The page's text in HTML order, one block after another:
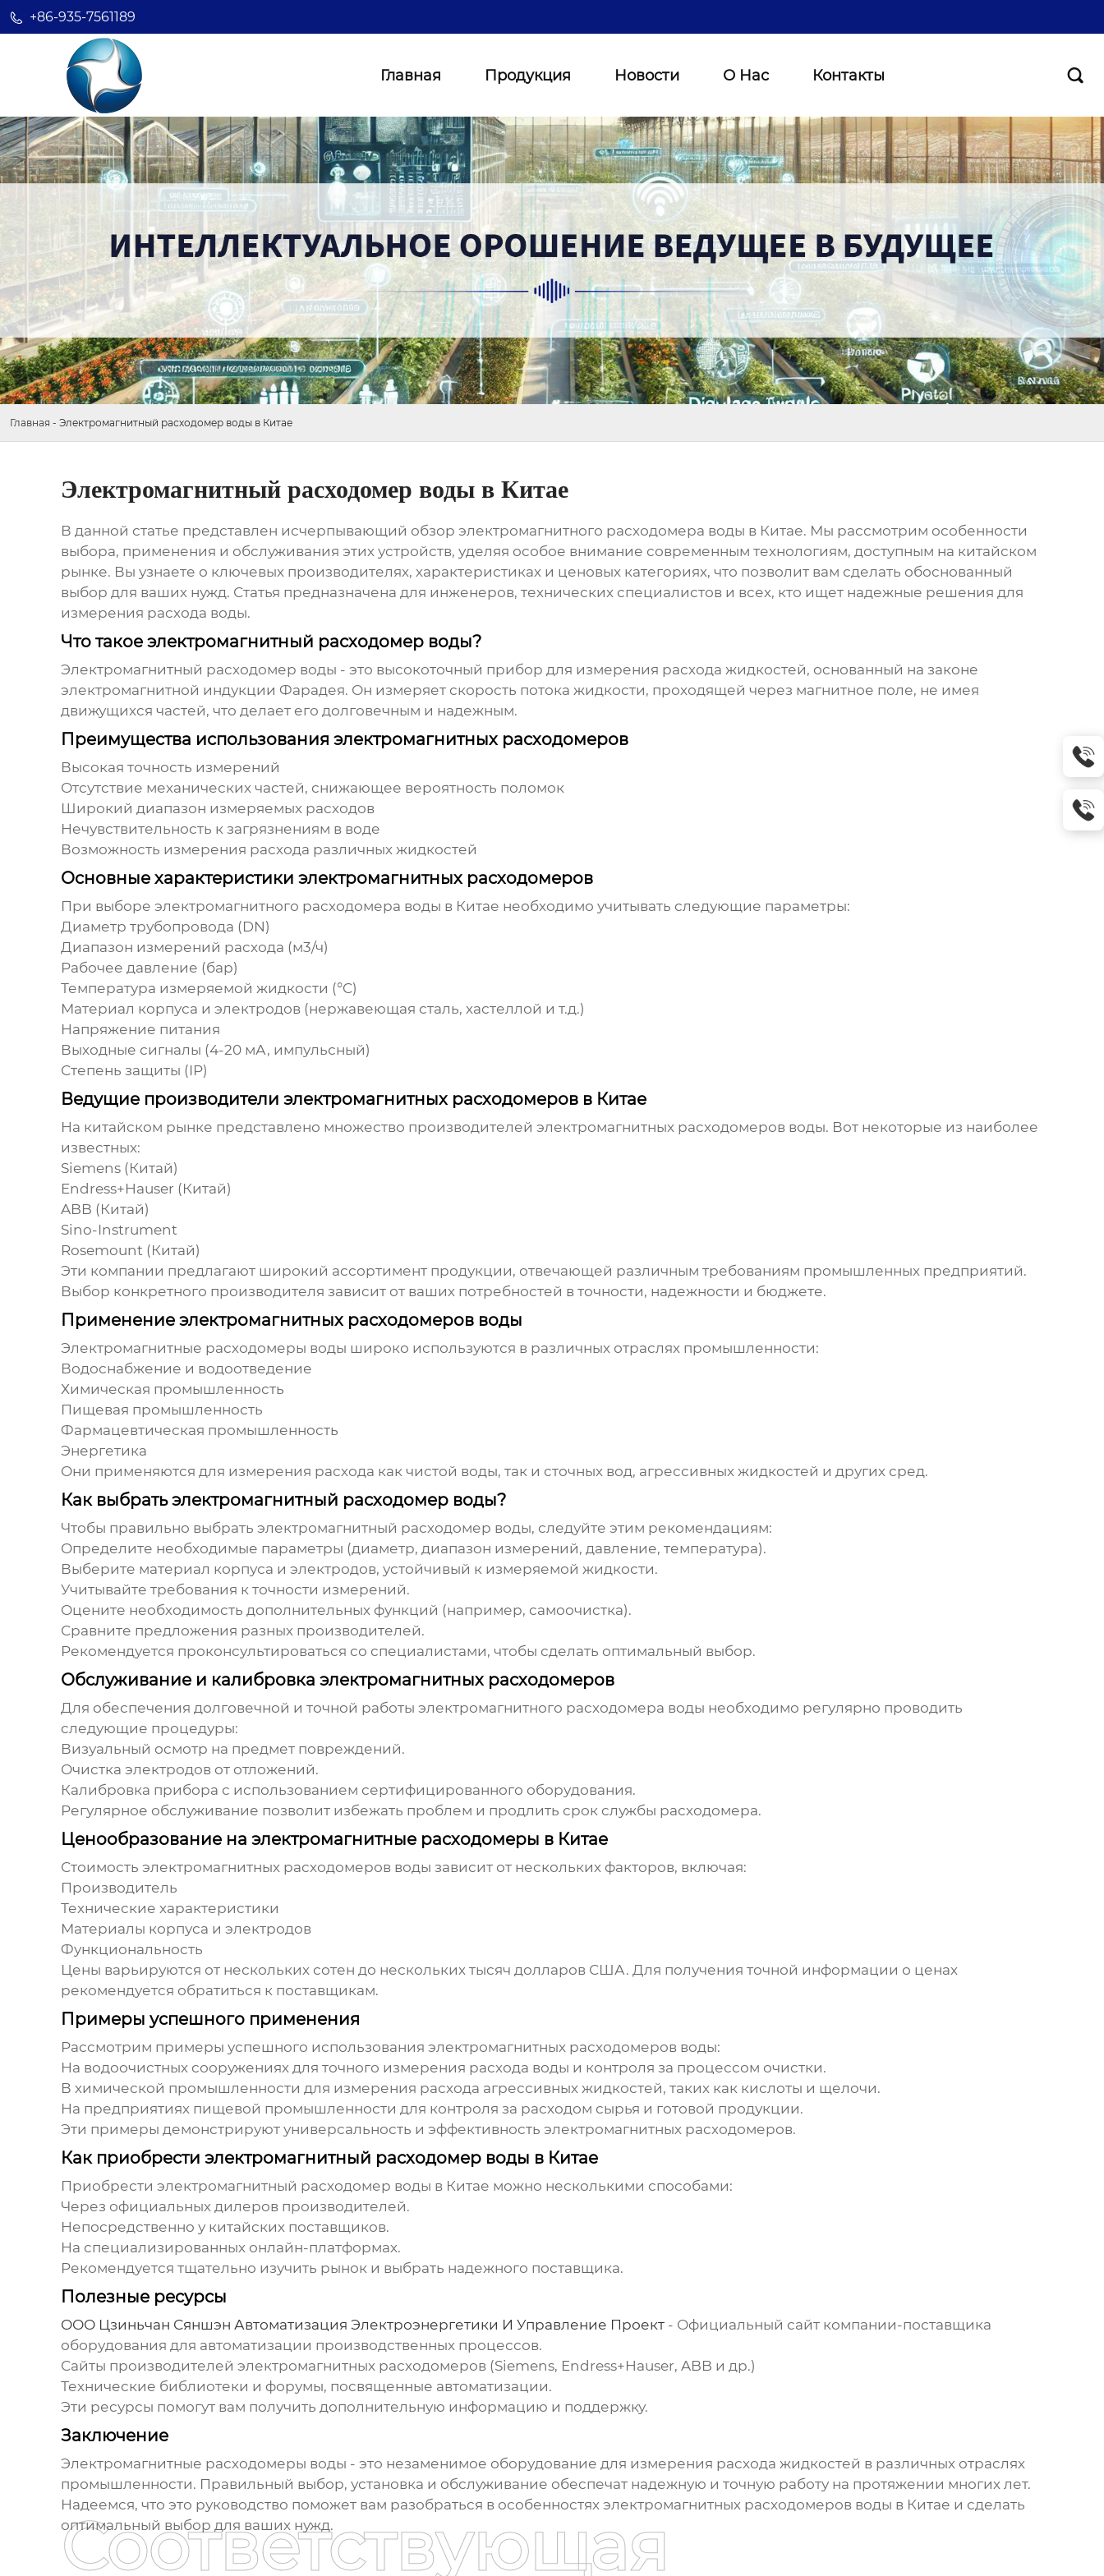
+86-935-7561189
Главная Продукция Новости О Нас Контакты 
Главная - Электромагнитный расходомер воды в Китае
Электромагнитный расходомер воды в Китае
В данной статье представлен исчерпывающий обзор электромагнитного расходомера воды в Китае. Мы рассмотрим особенности
выбора, применения и обслуживания этих устройств, уделяя особое внимание современным технологиям, доступным на китайском
рынке. Вы узнаете о ключевых производителях, характеристиках и ценовых категориях, что позволит вам сделать обоснованный
выбор для ваших нужд. Статья предназначена для инженеров, технических специалистов и всех, кто ищет надежные решения для
измерения расхода воды.
Что такое электромагнитный расходомер воды?
Электромагнитный расходомер воды - это высокоточный прибор для измерения расхода жидкостей, основанный на законе
электромагнитной индукции Фарадея. Он измеряет скорость потока жидкости, проходящей через магнитное поле, не имея
движущихся частей, что делает его долговечным и надежным.
Преимущества использования электромагнитных расходомеров
Высокая точность измерений
Отсутствие механических частей, снижающее вероятность поломок
Широкий диапазон измеряемых расходов
Нечувствительность к загрязнениям в воде
Возможность измерения расхода различных жидкостей
Основные характеристики электромагнитных расходомеров
При выборе электромагнитного расходомера воды в Китае необходимо учитывать следующие параметры:
Диаметр трубопровода (DN)
Диапазон измерений расхода (м3/ч)
Рабочее давление (бар)
Температура измеряемой жидкости (°C)
Материал корпуса и электродов (нержавеющая сталь, хастеллой и т.д.)
Напряжение питания
Выходные сигналы (4-20 мА, импульсный)
Степень защиты (IP)
Ведущие производители электромагнитных расходомеров в Китае
На китайском рынке представлено множество производителей электромагнитных расходомеров воды. Вот некоторые из наиболее
известных:
Siemens (Китай)
Endress+Hauser (Китай)
ABB (Китай)
Sino-Instrument
Rosemount (Китай)
Эти компании предлагают широкий ассортимент продукции, отвечающей различным требованиям промышленных предприятий.
Выбор конкретного производителя зависит от ваших потребностей в точности, надежности и бюджете.
Применение электромагнитных расходомеров воды
Электромагнитные расходомеры воды широко используются в различных отраслях промышленности:
Водоснабжение и водоотведение
Химическая промышленность
Пищевая промышленность
Фармацевтическая промышленность
Энергетика
Они применяются для измерения расхода как чистой воды, так и сточных вод, агрессивных жидкостей и других сред.
Как выбрать электромагнитный расходомер воды?
Чтобы правильно выбрать электромагнитный расходомер воды, следуйте этим рекомендациям:
Определите необходимые параметры (диаметр, диапазон измерений, давление, температура).
Выберите материал корпуса и электродов, устойчивый к измеряемой жидкости.
Учитывайте требования к точности измерений.
Оцените необходимость дополнительных функций (например, самоочистка).
Сравните предложения разных производителей.
Рекомендуется проконсультироваться со специалистами, чтобы сделать оптимальный выбор.
Обслуживание и калибровка электромагнитных расходомеров
Для обеспечения долговечной и точной работы электромагнитного расходомера воды необходимо регулярно проводить
следующие процедуры:
Визуальный осмотр на предмет повреждений.
Очистка электродов от отложений.
Калибровка прибора с использованием сертифицированного оборудования.
Регулярное обслуживание позволит избежать проблем и продлить срок службы расходомера.
Ценообразование на электромагнитные расходомеры в Китае
Стоимость электромагнитных расходомеров воды зависит от нескольких факторов, включая:
Производитель
Технические характеристики
Материалы корпуса и электродов
Функциональность
Цены варьируются от нескольких сотен до нескольких тысяч долларов США. Для получения точной информации о ценах
рекомендуется обратиться к поставщикам.
Примеры успешного применения
Рассмотрим примеры успешного использования электромагнитных расходомеров воды:
На водоочистных сооружениях для точного измерения расхода воды и контроля за процессом очистки.
В химической промышленности для измерения расхода агрессивных жидкостей, таких как кислоты и щелочи.
На предприятиях пищевой промышленности для контроля за расходом сырья и готовой продукции.
Эти примеры демонстрируют универсальность и эффективность электромагнитных расходомеров.
Как приобрести электромагнитный расходомер воды в Китае
Приобрести электромагнитный расходомер воды в Китае можно несколькими способами:
Через официальных дилеров производителей.
Непосредственно у китайских поставщиков.
На специализированных онлайн-платформах.
Рекомендуется тщательно изучить рынок и выбрать надежного поставщика.
Полезные ресурсы
ООО Цзиньчан Сяншэн Автоматизация Электроэнергетики И Управление Проект- Официальный сайт компании-поставщика
оборудования для автоматизации производственных процессов.
Сайты производителей электромагнитных расходомеров (Siemens, Endress+Hauser, ABB и др.)
Технические библиотеки и форумы, посвященные автоматизации.
Эти ресурсы помогут вам получить дополнительную информацию и поддержку.
Заключение
Электромагнитные расходомеры воды - это незаменимое оборудование для измерения расхода жидкостей в различных отраслях
промышленности. Правильный выбор, установка и обслуживание обеспечат надежную и точную работу на протяжении многих лет.
Надеемся, что это руководство поможет вам разобраться в особенностях электромагнитных расходомеров воды в Китае и сделать
оптимальный выбор для ваших нужд.
Соответствующая